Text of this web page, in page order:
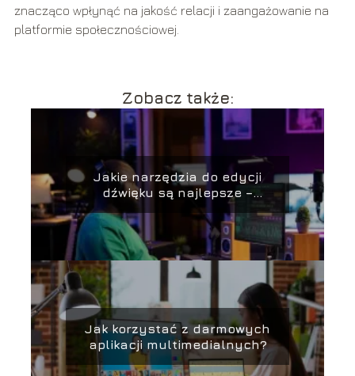
znacząco wpłynąć na jakość relacji i zaangażowanie na
platformie społecznościowej.
Zobacz także:
Jakie narzędzia do edycji
dźwięku są najlepsze –
przegląd
Jak korzystać z darmowych
aplikacji multimedialnych?